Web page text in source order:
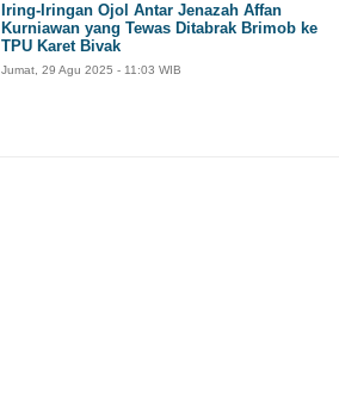
Iring-Iringan Ojol Antar Jenazah Affan
Kurniawan yang Tewas Ditabrak Brimob ke
TPU Karet Bivak
Jumat, 29 Agu 2025 - 11:03 WIB